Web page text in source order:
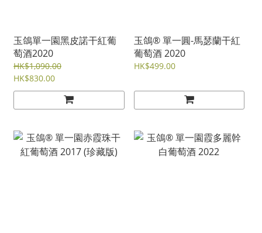
玉鴿單一園黑皮諾干紅葡
萄酒2020
HK$1,090.00
HK$830.00
玉鴿® 單一圓-馬瑟蘭干紅
葡萄酒 2020
HK$499.00